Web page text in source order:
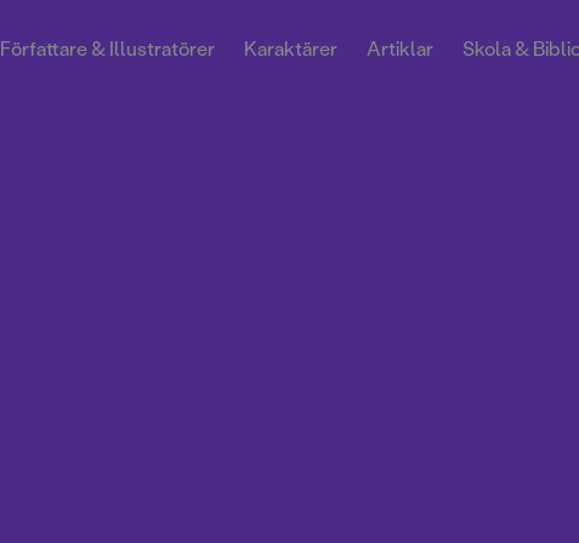
Författare & Illustratörer Karaktärer Artiklar Skola &